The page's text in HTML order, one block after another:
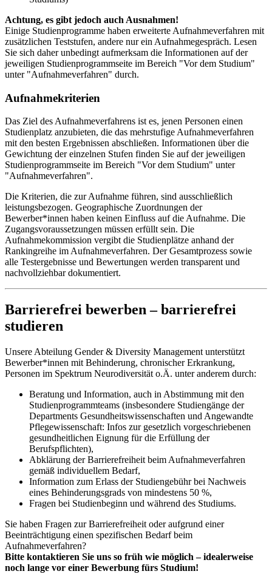
Achtung, es gibt jedoch auch Ausnahmen!
Einige Studienprogramme haben erweiterte Aufnahmeverfahren mit
zusätzlichen Teststufen, andere nur ein Aufnahmegespräch. Lesen
Sie sich daher unbedingt aufmerksam die Informationen auf der
jeweiligen Studienprogrammseite im Bereich "Vor dem Studium"
unter "Aufnahmeverfahren" durch.
Aufnahmekriterien
Das Ziel des Aufnahmeverfahrens ist es, jenen Personen einen
Studienplatz anzubieten, die das mehrstufige Aufnahmeverfahren
mit den besten Ergebnissen abschließen. Informationen über die
Gewichtung der einzelnen Stufen finden Sie auf der jeweiligen
Studienprogrammseite im Bereich "Vor dem Studium" unter
"Aufnahmeverfahren".
Die Kriterien, die zur Aufnahme führen, sind ausschließlich
leistungsbezogen. Geographische Zuordnungen der
Bewerber*innen haben keinen Einfluss auf die Aufnahme. Die
Zugangsvoraussetzungen müssen erfüllt sein. Die
Aufnahmekommission vergibt die Studienplätze anhand der
Rankingreihe im Aufnahmeverfahren. Der Gesamtprozess sowie
alle Testergebnisse und Bewertungen werden transparent und
nachvollziehbar dokumentiert.
Barrierefrei bewerben – barrierefrei
studieren
Unsere Abteilung Gender & Diversity Management unterstützt
Bewerber*innen mit Behinderung, chronischer Erkrankung,
Personen im Spektrum Neurodiversität o.Ä. unter anderem durch:
Beratung und Information, auch in Abstimmung mit den
Studienprogrammteams (insbesondere Studiengänge der
Departments Gesundheitswissenschaften und Angewandte
Pflegewissenschaft: Infos zur gesetzlich vorgeschriebenen
gesundheitlichen Eignung für die Erfüllung der
Berufspflichten),
Abklärung der Barrierefreiheit beim Aufnahmeverfahren
gemäß individuellem Bedarf,
Information zum Erlass der Studiengebühr bei Nachweis
eines Behinderungsgrads von mindestens 50 %,
Fragen bei Studienbeginn und während des Studiums.
Sie haben Fragen zur Barrierefreiheit oder aufgrund einer
Beeinträchtigung einen spezifischen Bedarf beim
Aufnahmeverfahren?
Bitte kontaktieren Sie uns so früh wie möglich – idealerweise
noch lange vor einer Bewerbung fürs Studium!